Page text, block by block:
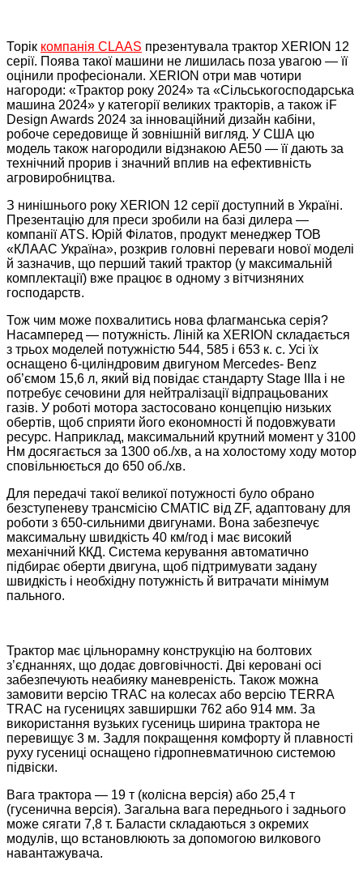
Торік компанія CLAAS презентувала трактор XERION 12
серії. Поява такої машини не лишилась поза увагою — її
оцінили професіонали. XERION отри мав чотири
нагороди: «Трактор року 2024» та «Сільськогосподарська
машина 2024» у категорії великих тракторів, а також iF
Design Awards 2024 за інноваційний дизайн кабіни,
робоче середовище й зовнішній вигляд. У США цю
модель також нагородили відзнакою AE50 — її дають за
технічний прорив і значний вплив на ефективність
агровиробництва.
З нинішнього року XERION 12 серії доступний в Україні.
Презентацію для преси зробили на базі дилера —
компанії ATS. Юрій Філатов, продукт менеджер ТОВ
«КЛААС Україна», розкрив головні переваги нової моделі
й зазначив, що перший такий трактор (у максимальній
комплектації) вже працює в одному з вітчизняних
господарств.
Тож чим може похвалитись нова флагманська серія?
Насамперед — потужність. Ліній ка XERION складається
з трьох моделей потужністю 544, 585 і 653 к. с. Усі їх
оснащено 6-циліндровим двигуном Mercedes- Benz
об’ємом 15,6 л, який від повідає стандарту Stage IIIа і не
потребує сечовини для нейтралізації відпрацьованих
газів. У роботі мотора застосовано концепцію низьких
обертів, щоб сприяти його економності й подовжувати
ресурс. Наприклад, максимальний крутний момент у 3100
Нм досягається за 1300 об./хв, а на холостому ходу мотор
сповільнюється до 650 об./хв.
Для передачі такої великої потужності було обрано
безступеневу трансмісію CMATIC від ZF, адаптовану для
роботи з 650-сильними двигунами. Вона забезпечує
максимальну швидкість 40 км/год і має високий
механічний ККД. Система керування автоматично
підбирає оберти двигуна, щоб підтримувати задану
швидкість і необхідну потужність й витрачати мінімум
пального.
Трактор має цільнорамну конструкцію на болтових
з’єднаннях, що додає довговічності. Дві керовані осі
забезпечують неабияку маневреність. Також можна
замовити версію TRAC на колесах або версію TERRA
TRAC на гусеницях завширшки 762 або 914 мм. За
використання вузьких гусениць ширина трактора не
перевищує 3 м. Задля покращення комфорту й плавності
руху гусениці оснащено гідропневматичною системою
підвіски.
Вага трактора — 19 т (колісна версія) або 25,4 т
(гусенична версія). Загальна вага переднього і заднього
може сягати 7,8 т. Баласти складаються з окремих
модулів, що встановлюють за допомогою вилкового
навантажувача.